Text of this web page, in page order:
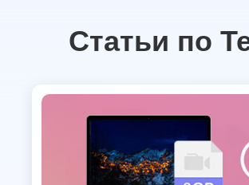
Статьи по